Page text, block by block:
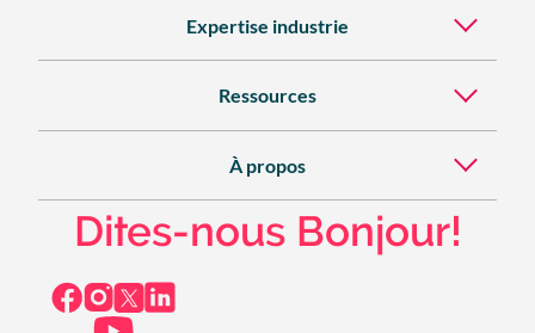
Expertise industrie
Ressources
À propos
Dites-nous Bonjour!